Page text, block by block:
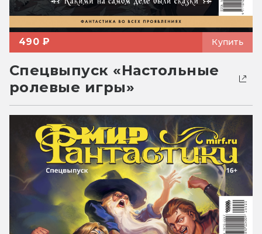
490 ₽ Купить
Спецвыпуск «Настольные
ролевые игры»